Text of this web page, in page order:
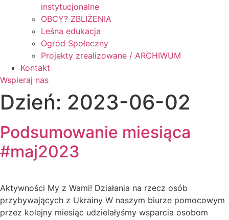
instytucjonalne
OBCY? ZBLIŻENIA
Leśna edukacja
Ogród Społeczny
Projekty zrealizowane / ARCHIWUM
Kontakt
Wspieraj nas
Dzień: 2023-06-02
Podsumowanie miesiąca
#maj2023
Aktywności My z Wami! Działania na rzecz osób
przybywających z Ukrainy W naszym biurze pomocowym
przez kolejny miesiąc udzielałyśmy wsparcia osobom